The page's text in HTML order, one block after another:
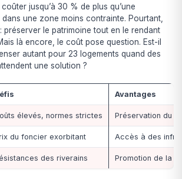
jusqu’à 30 % de plus qu’une
une zone moins contrainte. Pourtant,
préserver le patrimoine tout en le rendant
là encore, le coût pose question. Est-il
autant pour 23 logements quand des
une solution ?
Avantages
élevés, normes strictes Préservation du
du foncier exorbitant Accès à des
des riverains Promotion de la